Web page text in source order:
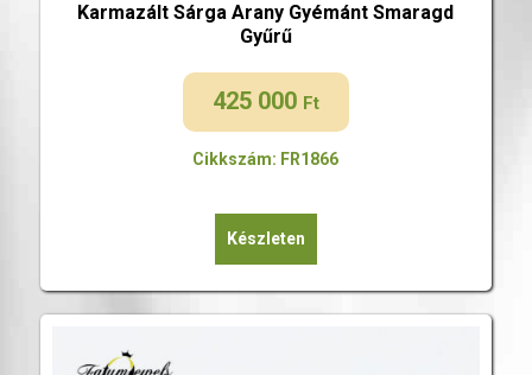
Karmazált Sárga Arany Gyémánt Smaragd
Gyűrű
425 000 Ft
Cikkszám: FR1866
Készleten